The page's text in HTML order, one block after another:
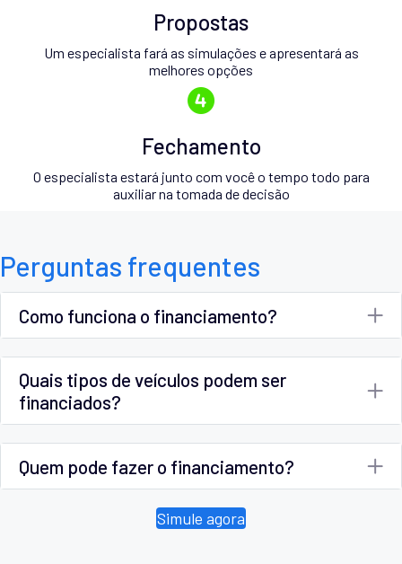
Propostas
Um especialista fará as simulações e apresentará as
melhores opções
Fechamento
O especialista estará junto com você o tempo todo para
auxiliar na tomada de decisão
Perguntas frequentes
Como funciona o financiamento?
Quais tipos de veículos podem ser
financiados?
Quem pode fazer o financiamento?
Simule agora